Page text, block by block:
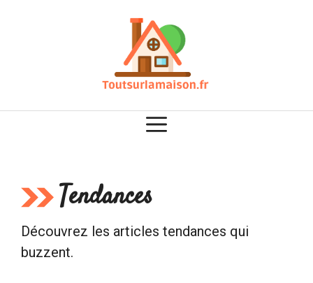
Tendances
Découvrez les articles tendances qui
buzzent.